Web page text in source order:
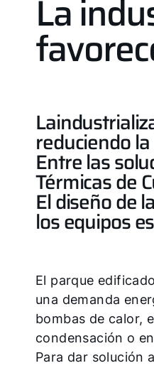
La
La
reduciendo
Entre las
Térmicas de
El diseño de
los equipos
El parque
una demanda
bombas de calor,
condensación o
Para dar solución